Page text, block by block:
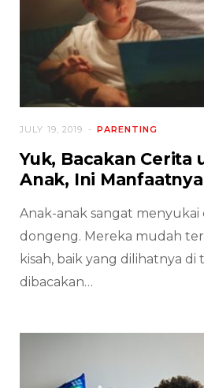
PARENTING
JULY 19, 2019
Yuk, Bacakan Cerita
Anak, Ini Manfaatnya
Anak-anak sangat menyukai
dongeng. Mereka mudah
kisah, baik yang dilihatnya di
dibacakan…